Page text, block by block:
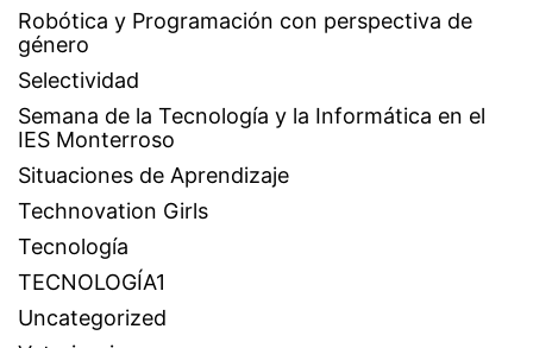
Robótica y Programación con perspectiva de
género
Selectividad
Semana de la Tecnología y la Informática en el
IES Monterroso
Situaciones de Aprendizaje
Technovation Girls
Tecnología
TECNOLOGÍA1
Uncategorized